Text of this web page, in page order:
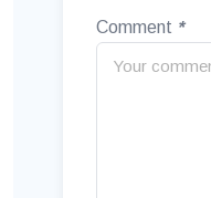
Comment *